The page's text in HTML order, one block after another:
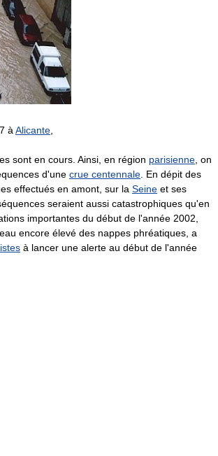
à Alicante
sont en cours. Ainsi, en région parisienne , on
d'une crue centennale . En dépit des
effectués en amont, sur la Seine et ses
seraient aussi catastrophiques qu'en
importantes du début de l'année 2002,
encore élevé des nappes phréatiques, a
à lancer une alerte au début de l'année